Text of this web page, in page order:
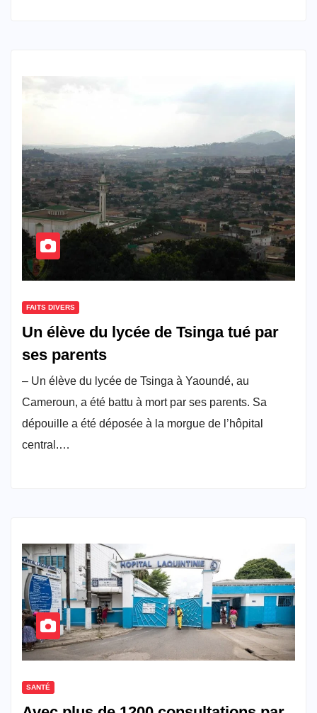
FAITS DIVERS
Un élève du lycée de Tsinga tué par
ses parents
– Un élève du lycée de Tsinga à Yaoundé, au
Cameroun, a été battu à mort par ses parents. Sa
dépouille a été déposée à la morgue de l’hôpital
central.…
SANTÉ